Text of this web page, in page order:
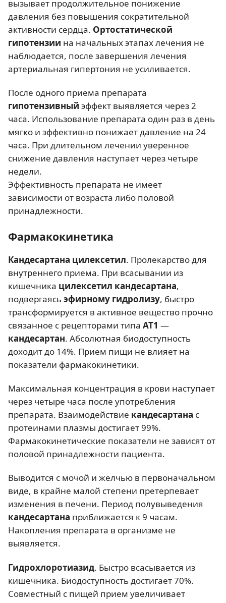
вызывает продолжительное понижение
давления без повышения сократительной
активности сердца. Ортостатической
гипотензии на начальных этапах лечения не
наблюдается, после завершения лечения
артериальная гипертония не усиливается.
После одного приема препарата
гипотензивный эффект выявляется через 2
часа. Использование препарата один раз в день
мягко и эффективно понижает давление на 24
часа. При длительном лечении уверенное
снижение давления наступает через четыре
недели.
Эффективность препарата не имеет
зависимости от возраста либо половой
принадлежности.
Фармакокинетика
Кандесартана цилексетил. Пролекарство для
внутреннего приема. При всасывании из
кишечника цилексетил кандесартана,
подвергаясьэфирному гидролизу, быстро
трансформируется в активное вещество прочно
связанное с рецепторами типа AT1 —
кандесартан. Абсолютная биодоступность
доходит до 14%. Прием пищи не влияет на
показатели фармакокинетики.
Максимальная концентрация в крови наступает
через четыре часа после употребления
препарата. Взаимодействие кандесартана с
протеинами плазмы достигает 99%.
Фармакокинетические показатели не зависят от
половой принадлежности пациента.
Выводится с мочой и желчью в первоначальном
виде, в крайне малой степени претерпевает
изменения в печени. Период полувыведения
кандесартана приближается к 9 часам.
Накопления препарата в организме не
выявляется.
Гидрохлоротиазид. Быстро всасывается из
кишечника. Биодоступность достигает 70%.
Совместный с пищей прием увеличивает